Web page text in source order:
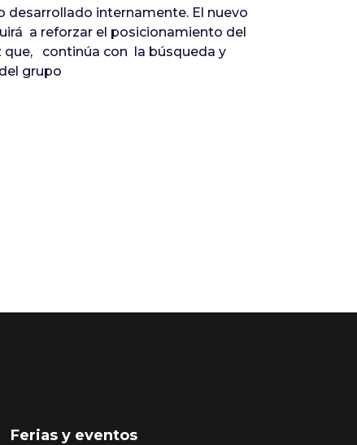
internamente. El nuevo
a reforzar el posicionamiento del
que, continúa con la búsqueda y
grupo
Ferias y eventos